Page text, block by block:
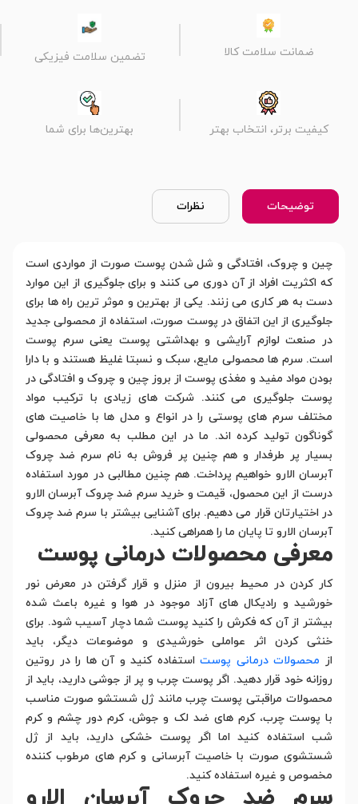
ضمانت سلامت کالا تضمین سلامت فیزیکی
کیفیت برتر، انتخاب بهتر بهترین‌ها برای شما
توضیحات نظرات
چین و چروک، افتادگی و شل شدن پوست صورت از مواردی است
که اکثریت افراد از آن دوری می کنند و برای جلوگیری از این موارد
دست به هر کاری می زنند. یکی از بهترین و موثر ترین راه ها برای
جلوگیری از این اتفاق در پوست صورت، استفاده از محصولی جدید
در صنعت لوازم آرایشی و بهداشتی پوست یعنی سرم پوست
است. سرم ها محصولی مایع، سبک و نسبتا غلیظ هستند و با دارا
بودن مواد مفید و مغذی پوست از بروز چین و چروک و افتادگی در
پوست جلوگیری می کنند. شرکت های زیادی با ترکیب مواد
مختلف سرم های پوستی را در انواع و مدل ها با خاصیت های
گوناگون تولید کرده اند. ما در این مطلب به معرفی محصولی
بسیار پر طرفدار و هم چنین پر فروش به نام سرم ضد چروک
آبرسان الارو خواهیم پرداخت. هم چنین مطالبی در مورد استفاده
درست از این محصول، قیمت و خرید سرم ضد چروک آبرسان الارو
در اختیارتان قرار می دهیم. برای آشنایی بیشتر با سرم ضد چروک
آبرسان الارو تا پایان ما را همراهی کنید.
معرفی محصولات درمانی پوست
کار کردن در محیط بیرون از منزل و قرار گرفتن در معرض نور
خورشید و رادیکال های آزاد موجود در هوا و غیره باعث شده
بیشتر از آن که فکرش را کنید پوست شما دچار آسیب شود. برای
خنثی کردن اثر عواملی خورشیدی و موضوعات دیگر، باید
از محصولات درمانی پوستاستفاده کنید و آن ها را در روتین
روزانه خود قرار دهید. اگر پوست چرب و پر از جوشی دارید، باید از
محصولات مراقبتی پوست چرب مانند ژل شستشو صورت مناسب
با پوست چرب، کرم های ضد لک و جوش، کرم دور چشم و کرم
شب استفاده کنید اما اگر پوست خشکی دارید، باید از ژل
شستشوی صورت با خاصیت آبرسانی و کرم های مرطوب کننده
مخصوص و غیره استفاده کنید.